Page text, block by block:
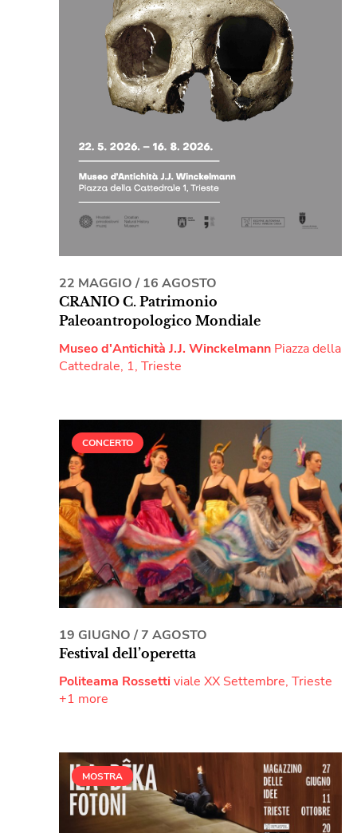
CRANIO C. Patrimonio
Paleoantropologico Mondiale
22 MAGGIO/16 AGOSTO
Museo d'Antichità J.J. Winckelmann Piazza della
Cattedrale, 1, Trieste
CONCERTO
Festival dell’operetta
19 GIUGNO/7 AGOSTO
Politeama Rossettiviale XX Settembre, Trieste
+1 more
MOSTRA